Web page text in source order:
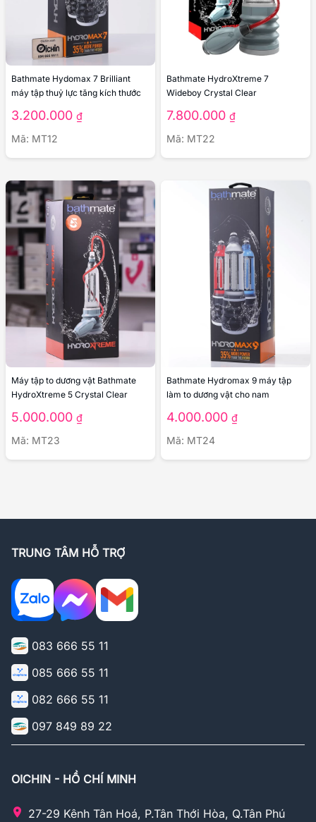
Bathmate Hydomax 7 Brilliant
máy tập thuỷ lực tăng kích thước
3.200.000 ₫
Mã: MT12
Bathmate HydroXtreme 7
Wideboy Crystal Clear
7.800.000 ₫
Mã: MT22
Máy tập to dương vật Bathmate
HydroXtreme 5 Crystal Clear
5.000.000 ₫
Mã: MT23
Bathmate Hydromax 9 máy tập
làm to dương vật cho nam
4.000.000 ₫
Mã: MT24
TRUNG TÂM HỖ TRỢ
083 666 55 11
085 666 55 11
082 666 55 11
097 849 89 22
OICHIN - HỒ CHÍ MINH
27-29 Kênh Tân Hoá, P.Tân Thới Hòa, Q.Tân Phú